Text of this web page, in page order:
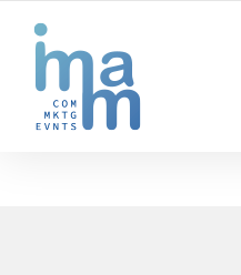
IBIZA · MADRID · BARCELONA